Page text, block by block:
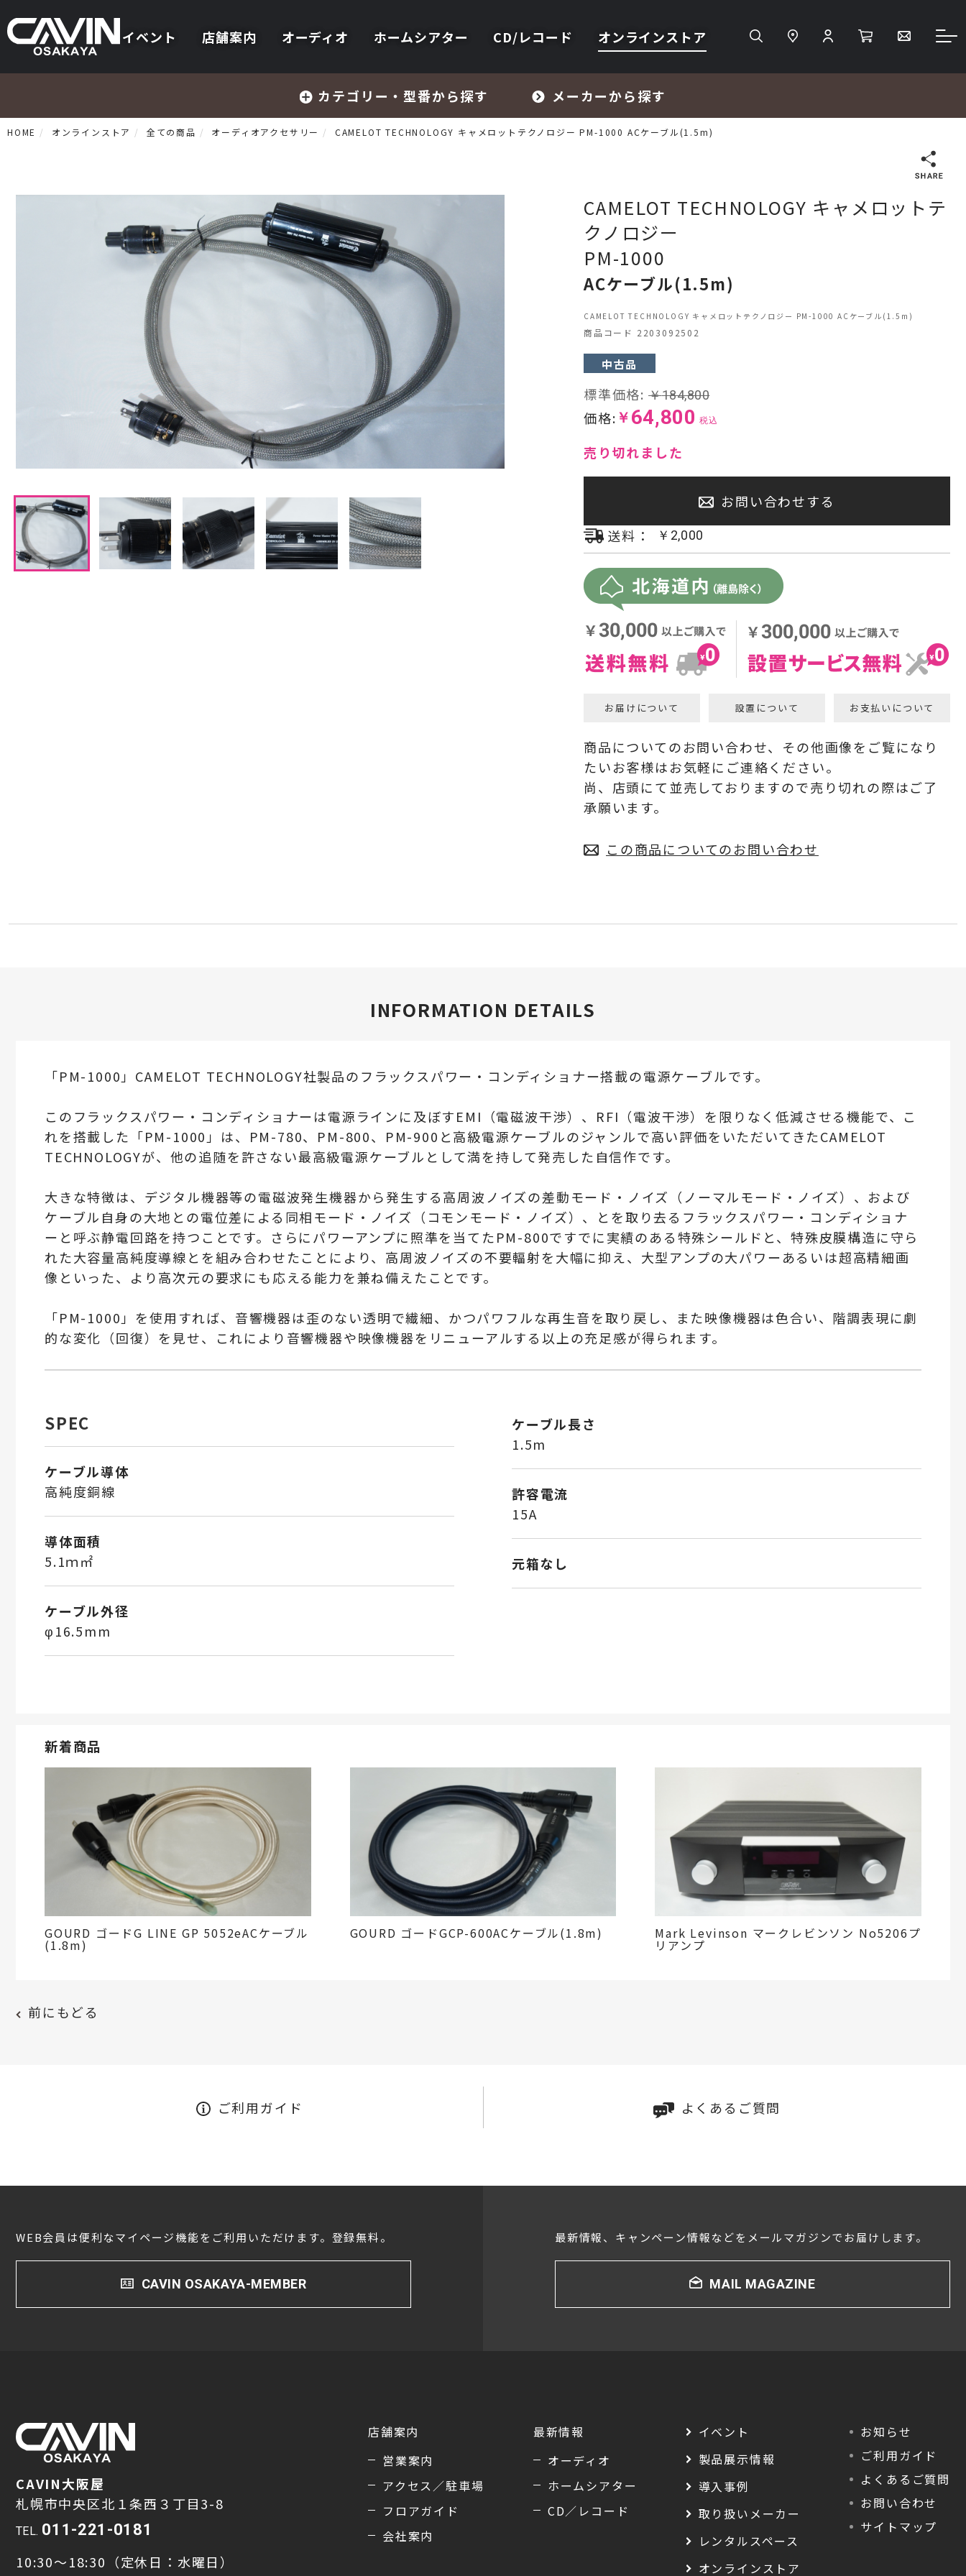
イベント 店舗案内 オーディオ ホームシアター CD/レコード オンラインストア
カテゴリー・型番から探す メーカーから探す
プリメインアンプ
CDプレーヤー・レシーバー
ネットワークプレーヤー・D/Aコンバーター
フォノイコライザー・MCトランス
スピーカー
オーディオアクセサリー
ヘッドフォン・イヤホン
オーディオその他
AVアンプ
プロジェクター・スクリーン
サウンドバー・アンプ内蔵型スピーカー
HOME オンラインストア 全ての商品 オーディオアクセサリー CAMELOT TECHNOLOGY キャメロットテクノロジー PM-1000 ACケーブル(1.5m)
CAMELOT TECHNOLOGY キャメロットテ
クノロジー
PM-1000
ACケーブル(1.5m)
CAMELOT TECHNOLOGY キャメロットテクノロジー PM-1000 ACケーブル(1.5m)
商品コード 2203092502
中古品
標準価格: ￥184,800
価格: ￥ 64,800 税込
売り切れました
お問い合わせする
送料：
￥ 2,000
お届けについて 設置について お支払いについて
商品についてのお問い合わせ、その他画像をご覧になり
たいお客様はお気軽にご連絡ください。
尚、店頭にて並売しておりますので売り切れの際はご了
承願います。
この商品についてのお問い合わせ
INFORMATION DETAILS
「PM-1000」CAMELOT TECHNOLOGY社製品のフラックスパワー・コンディショナー搭載の電源ケーブルです。
このフラックスパワー・コンディショナーは電源ラインに及ぼすEMI（電磁波干渉）、RFI（電波干渉）を限りなく低減させる機能で、こ
れを搭載した「PM-1000」は、PM-780、PM-800、PM-900と高級電源ケーブルのジャンルで高い評価をいただいてきたCAMELOT
TECHNOLOGYが、他の追随を許さない最高級電源ケーブルとして満を持して発売した自信作です。
大きな特徴は、デジタル機器等の電磁波発生機器から発生する高周波ノイズの差動モード・ノイズ（ノーマルモード・ノイズ）、および
ケーブル自身の大地との電位差による同相モード・ノイズ（コモンモード・ノイズ）、とを取り去るフラックスパワー・コンディショナ
ーと呼ぶ静電回路を持つことです。さらにパワーアンプに照準を当てたPM-800ですでに実績のある特殊シールドと、特殊皮膜構造に守ら
れた大容量高純度導線とを組み合わせたことにより、高周波ノイズの不要輻射を大幅に抑え、大型アンプの大パワーあるいは超高精細画
像といった、より高次元の要求にも応える能力を兼ね備えたことです。
「PM-1000」を使用すれば、音響機器は歪のない透明で繊細、かつパワフルな再生音を取り戻し、また映像機器は色合い、階調表現に劇
的な変化（回復）を見せ、これにより音響機器や映像機器をリニューアルする以上の充足感が得られます。
SPEC
ケーブル導体
高純度銅線
導体面積
5.1ｍ㎡
ケーブル外径
φ16.5mm
ケーブル長さ
1.5m
許容電流
15A
元箱なし
新着商品
GOURD ゴードG LINE GP 5052eACケーブル
(1.8m)
GOURD ゴードGCP-600ACケーブル(1.8m) Mark Levinson マークレビンソン No5206プ
リアンプ
前にもどる
ご利用ガイド よくあるご質問
WEB会員は便利なマイページ機能をご利用いただけます。登録無料。
CAVIN OSAKAYA-MEMBER
最新情報、キャンペーン情報などをメールマガジンでお届けします。
MAIL MAGAZINE
CAVIN大阪屋
札幌市中央区北１条西３丁目3-8
TEL. 011-221-0181
10:30～18:30（定休日：水曜日）
店舗案内
営業案内
アクセス／駐車場
フロアガイド
会社案内
最新情報
オーディオ
ホームシアター
CD／レコード
イベント
製品展示情報
導入事例
取り扱いメーカー
レンタルスペース
オンラインストア
お知らせ
ご利用ガイド
よくあるご質問
お問い合わせ
サイトマップ